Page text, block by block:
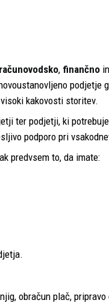
računovodsko, finančno
podjetje
kakovosti storitev.
ter podjetji, ki
podporo pri
predvsem to, da imate:
obračun plač,